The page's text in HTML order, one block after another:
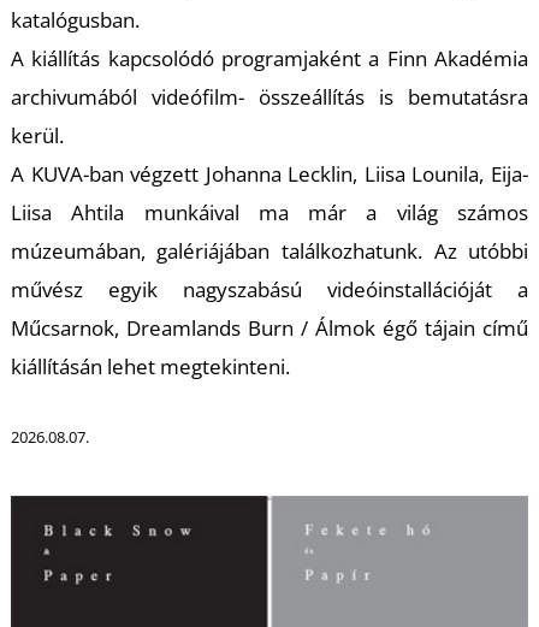
katalógusban.
A kiállítás kapcsolódó programjaként a Finn Akadémia
archivumából videófilm- összeállítás is bemutatásra
kerül.
A KUVA-ban végzett Johanna Lecklin, Liisa Lounila, Eija-
Liisa Ahtila munkáival ma már a világ számos
múzeumában, galériájában találkozhatunk. Az utóbbi
művész egyik nagyszabású videóinstallációját a
Műcsarnok, Dreamlands Burn / Álmok égő tájain című
kiállításán lehet megtekinteni.
2026.08.07.